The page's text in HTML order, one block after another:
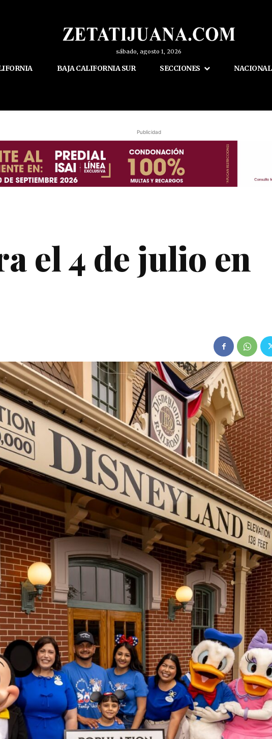
sábado, agosto 1, 2026
BAJA CALIFORNIA SUR SECCIONES NACIONAL
Publicidad
el 4 de julio en